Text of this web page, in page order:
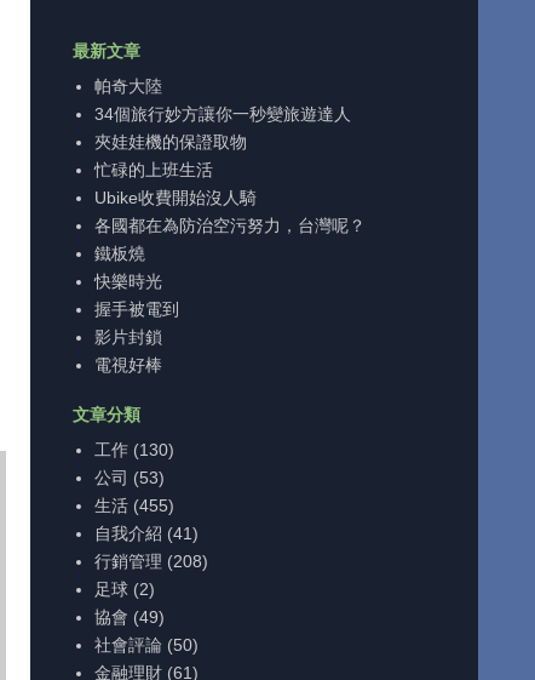
最新文章
帕奇大陸
34個旅行妙方讓你一秒變旅遊達人
夾娃娃機的保證取物
忙碌的上班生活
Ubike收費開始沒人騎
各國都在為防治空污努力，台灣呢？
鐵板燒
快樂時光
握手被電到
影片封鎖
電視好棒
文章分類
工作 (130)
公司 (53)
生活 (455)
自我介紹 (41)
行銷管理 (208)
足球 (2)
協會 (49)
社會評論 (50)
金融理財 (61)